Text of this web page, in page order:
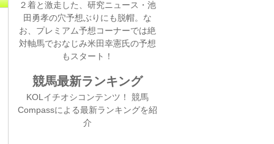
２着と激走した 、研究ニュース・池
田勇孝の穴予想ぶりにも脱帽。な
お、プレミアム予想コーナーでは絶
対軸馬でおなじみ米田幸憲氏の予想
もスタート！
競馬最新ランキング
KOLイチオシコンテンツ！ 競馬
Compassによる最新ランキングを紹
介